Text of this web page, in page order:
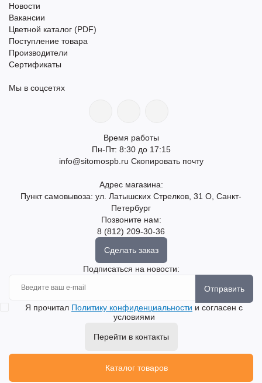
Новости
Вакансии
Цветной каталог (PDF)
Поступление товара
Производители
Сертификаты
Мы в соцсетях
Время работы
Пн-Пт: 8:30 до 17:15
info@sitomospb.ru Скопировать почту
Адрес магазина:
Пункт самовывоза: ул. Латышских Стрелков, 31 О, Санкт-
Петербург
Позвоните нам:
8 (812) 209-30-36
Сделать заказ
Подписаться на новости:
Отправить
Я прочитал Политику конфиденциальности и согласен с
условиями
Перейти в контакты
Каталог товаров